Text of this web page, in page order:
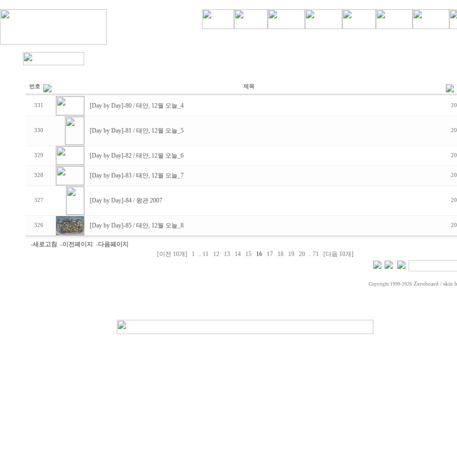
번호 제목
331 [Day by Day]-80 / 태안, 12월 오늘_4
330 [Day by Day]-81 / 태안, 12월 오늘_5
329 [Day by Day]-82 / 태안, 12월 오늘_6
328 [Day by Day]-83 / 태안, 12월 오늘_7
327 [Day by Day]-84 / 왕관 2007
326 [Day by Day]-85 / 태안, 12월 오늘_8
-새로고침 -이전페이지
-다음페이지
[이전 10개]
1 .. 11 12 13 14 15 16 17 18 19 20 .. 71 [다음 10개]
Copyright 1999-2026 Zeroboard / skin